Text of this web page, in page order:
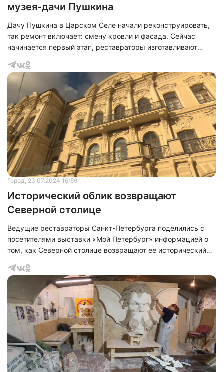
музея-дачи Пушкина
Дачу Пушкина в Царском Селе начали реконструировать,
так ремонт включает: смену кровли и фасада. Сейчас
начинается первый этап, реставраторы изготавливают
ремонта работа мемориального музея-дачи Александра
Сергеевича Пушкина будет приостановлена только на пару
месяцев. Реконструкцию прокомментировал заместитель
директора по техническим вопросам Всероссийского
музея Пушкина Дмитрий Бойко.
Город, 23.07.2024 16:59
Исторический облик возвращают
Северной столице
Ведущие реставраторы Санкт-Петербурга поделились с
посетителями выставки «Мой Петербург» информацией о
том, как Северной столице возвращают ее исторический
работе комитета по государственному контролю,
использованию и охране памятников истории и культуры.